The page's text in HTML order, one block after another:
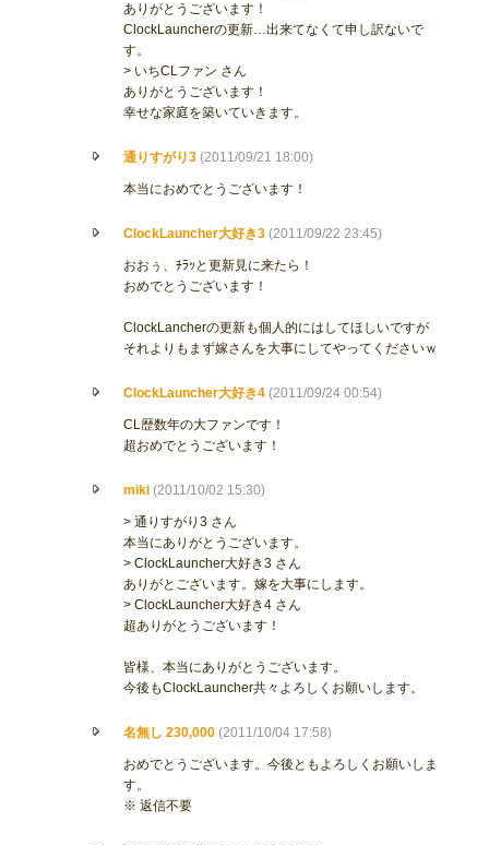
ありがとうございます！
ClockLauncherの更新…出来てなくて申し訳ないで
す。
> いちCLファン さん
ありがとうございます！
幸せな家庭を築いていきます。
通りすがり3 (2011/09/21 18:00)
本当におめでとうございます！
ClockLauncher大好き3 (2011/09/22 23:45)
おおぅ、ﾁﾗｯと更新見に来たら！
おめでとうございます！
ClockLancherの更新も個人的にはしてほしいですが
それよりもまず嫁さんを大事にしてやってくださいｗ
ClockLauncher大好き4 (2011/09/24 00:54)
CL歴数年の大ファンです！
超おめでとうございます！
miki (2011/10/02 15:30)
> 通りすがり3 さん
本当にありがとうございます。
> ClockLauncher大好き3 さん
ありがとございます。嫁を大事にします。
> ClockLauncher大好き4 さん
超ありがとうございます！
皆様、本当にありがとうございます。
今後もClockLauncher共々よろしくお願いします。
名無し 230,000 (2011/10/04 17:58)
おめでとうございます。今後ともよろしくお願いしま
す。
※ 返信不要